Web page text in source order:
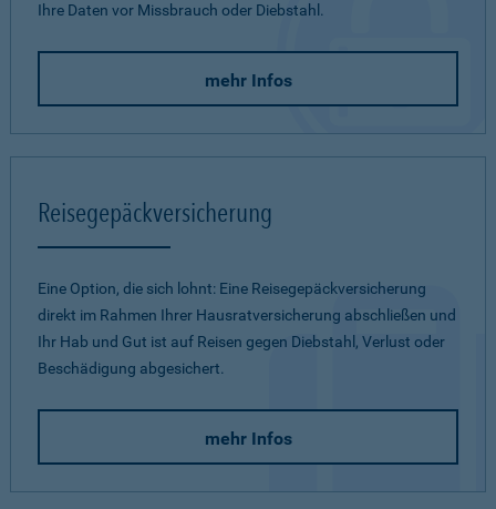
Ihre Daten vor Missbrauch oder Diebstahl.
mehr Infos
Reisegepäckversicherung
Eine Option, die sich lohnt: Eine Reisegepäckversicherung
direkt im Rahmen Ihrer Hausratversicherung abschließen und
Ihr Hab und Gut ist auf Reisen gegen Diebstahl, Verlust oder
Beschädigung abgesichert.
mehr Infos